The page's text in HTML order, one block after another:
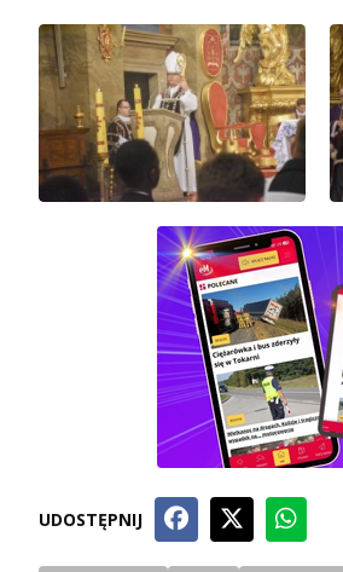
UDOSTĘPNIJ